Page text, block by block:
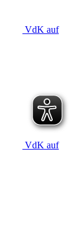
VdK auf
VdK auf